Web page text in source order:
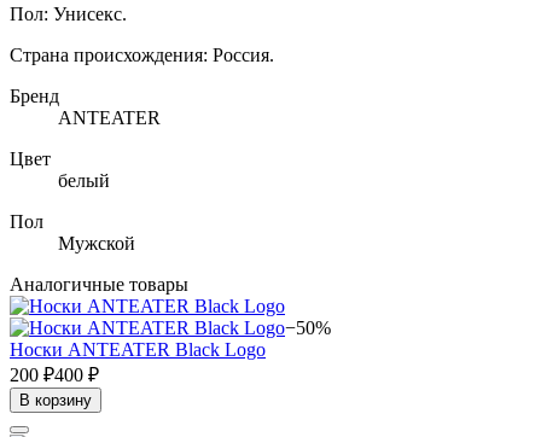
Пол: Унисекс.
Страна происхождения: Россия.
Бренд
ANTEATER
Цвет
белый
Пол
Мужской
Аналогичные товары
−50%
Носки ANTEATER Black Logo
200 ₽400 ₽
В корзину